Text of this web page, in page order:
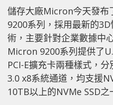
儲存大廠Micron今天發布
9200系列，採用最新的
術，主要針對企業數據中
Micron 9200系列提供了
PCI-E擴充卡兩種樣式，分
3.0 x8系統通道，均支援
10TB以上的NVMe SSD之